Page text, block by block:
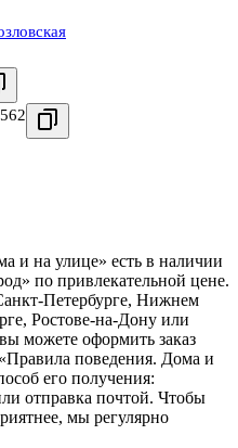
и на улице» есть в наличии
по привлекательной цене.
Петербурге, Нижнем
Ростове-на-Дону или
можете оформить заказ
поведения. Дома и
его получения:
отправка почтой. Чтобы
мы регулярно